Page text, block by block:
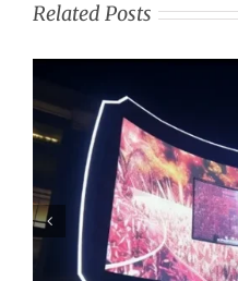
Related Posts